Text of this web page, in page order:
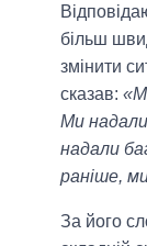
більш
змінити
сказав:
Ми
надали
раніше,
За його